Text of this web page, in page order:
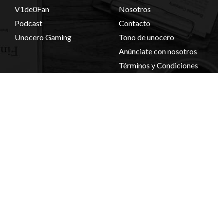
V1de0Fan
Podcast
Unocero Gaming
Nosotros
Contacto
Tono de unocero
Anúnciate con nosotros
Términos y Condiciones